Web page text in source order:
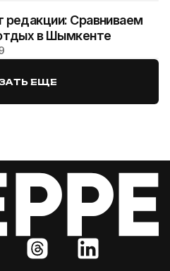
редакции: Сравниваем
в Шымкенте
ЕЩЕ